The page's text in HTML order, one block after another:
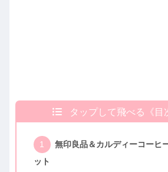
タップして飛べる《目
無印良品＆カルディーコーヒ
ット